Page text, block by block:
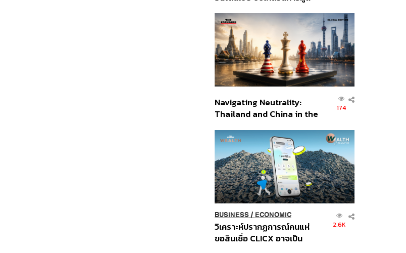
ส่วนยุทธศาสตร์ไทย –
อินโดนีเซีย
Navigating Neutrality:
Thailand and China in the
Order
174
BUSINESS/ ECONOMIC
วิเคราะห์ปรากฏการณ์คนแห่
ขอสินเชื่อ CLICX อาจเป็น
2.6K